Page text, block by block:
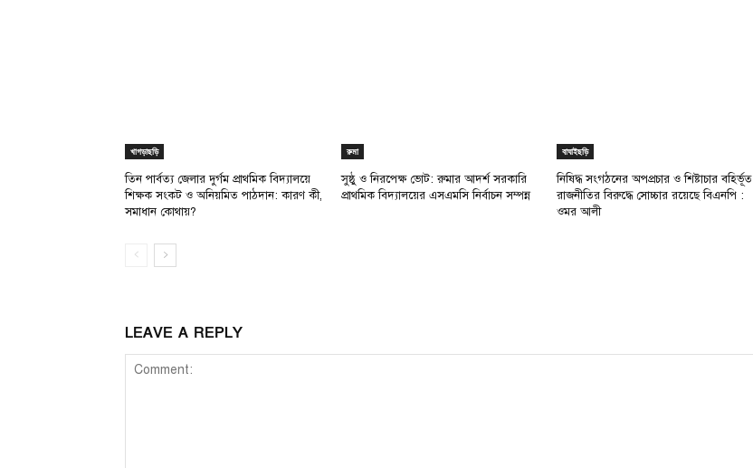
খাগড়াছড়ি
তিন পার্বত্য জেলার দুর্গম প্রাথমিক বিদ্যালয়ে
শিক্ষক সংকট ও অনিয়মিত পাঠদান: কারণ কী,
সমাধান কোথায়?
রুমা
সুষ্ঠু ও নিরপেক্ষ ভোট: রুমার আদর্শ সরকারি
প্রাথমিক বিদ্যালয়ের এসএমসি নির্বাচন সম্পন্ন
বাঘাইছড়ি
নিষিদ্ধ সংগঠনের অপপ্রচার ও শিষ্টাচার বহির্ভূত
রাজনীতির বিরুদ্ধে সোচ্চার রয়েছে বিএনপি :
ওমর আলী
LEAVE A REPLY